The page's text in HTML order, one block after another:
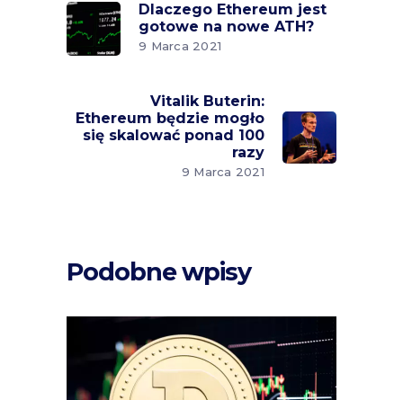
Dlaczego Ethereum jest
gotowe na nowe ATH?
9 Marca 2021
Vitalik Buterin:
Ethereum będzie mogło
się skalować ponad 100
razy
9 Marca 2021
Podobne wpisy